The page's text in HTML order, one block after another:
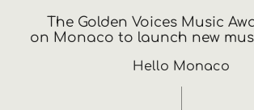
The Golden Voices Music
on Monaco to launch new
Hello Monaco